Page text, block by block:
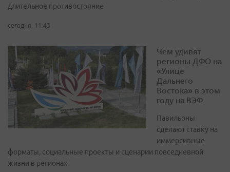
длительное противостояние
сегодня, 11:43
Чем удивят
регионы ДФО на
«Улице
Дальнего
Востока» в этом
году на ВЭФ
Павильоны
сделают ставку на
иммерсивные
форматы, социальные проекты и сценарии повседневной
жизни в регионах